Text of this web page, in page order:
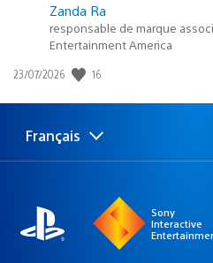
Zanda Ra
responsable de marque
Entertainment America
Date
publication
23/07/2026 16
Choisir
une
Région
actuelle
Français
Sony
Interactive